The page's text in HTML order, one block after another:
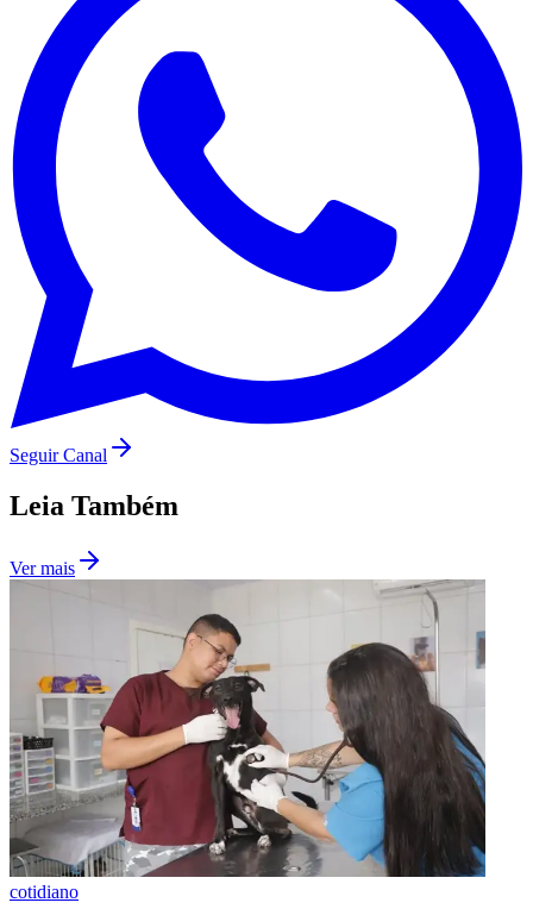
Santos
Seguir Canal
Leia Também
Ver mais
cotidiano